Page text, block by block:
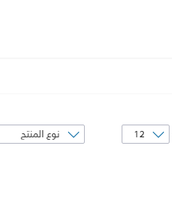
فرز
حسب